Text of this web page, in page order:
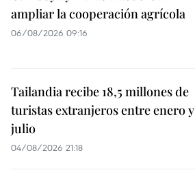
ampliar la cooperación agrícola
06/08/2026 09:16
Tailandia recibe 18,5 millones de
turistas extranjeros entre enero y
julio
04/08/2026 21:18